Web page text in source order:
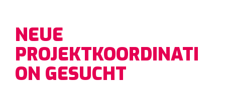
NEUE
PROJEKTKOORDINATI
ON GESUCHT